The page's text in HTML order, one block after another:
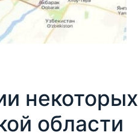
некоторых
области